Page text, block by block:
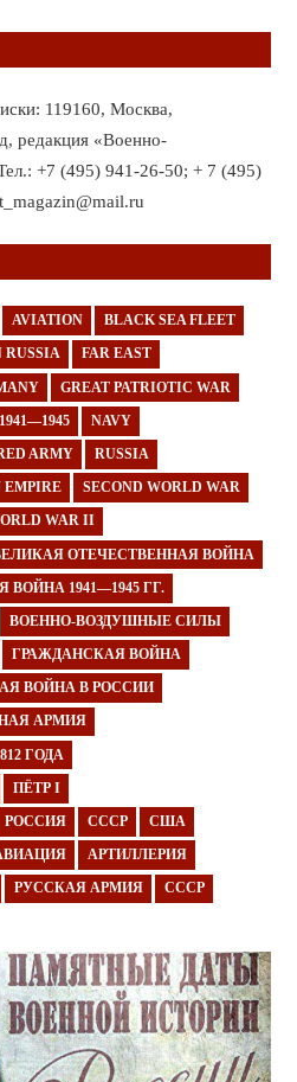
119160, Москва,
редакция «Военно-
+7 (495) 941-26-50; + 7 (495)
AVIATION BLACK SEA FLEET
RUSSIA FAR EAST
GREAT PATRIOTIC WAR
NAVY
ARMY RUSSIA
EMPIRE SECOND WORLD WAR
WAR II
ОТЕЧЕСТВЕННАЯ ВОЙНА
1941—1945 ГГ.
ВОЕННО-ВОЗДУШНЫЕ СИЛЫ
ГРАЖДАНСКАЯ ВОЙНА
ВОЙНА В РОССИИ
АРМИЯ
ГОДА
ПЁТР I
РОССИЯ СССР США
АРТИЛЛЕРИЯ
РУССКАЯ АРМИЯ СССР